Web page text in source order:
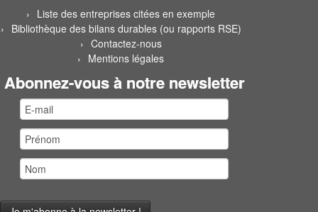
Liste des entreprises citées en exemple
Bibliothèque des bilans durables (ou rapports RSE)
Contactez-nous
Mentions légales
Abonnez-vous à notre newsletter